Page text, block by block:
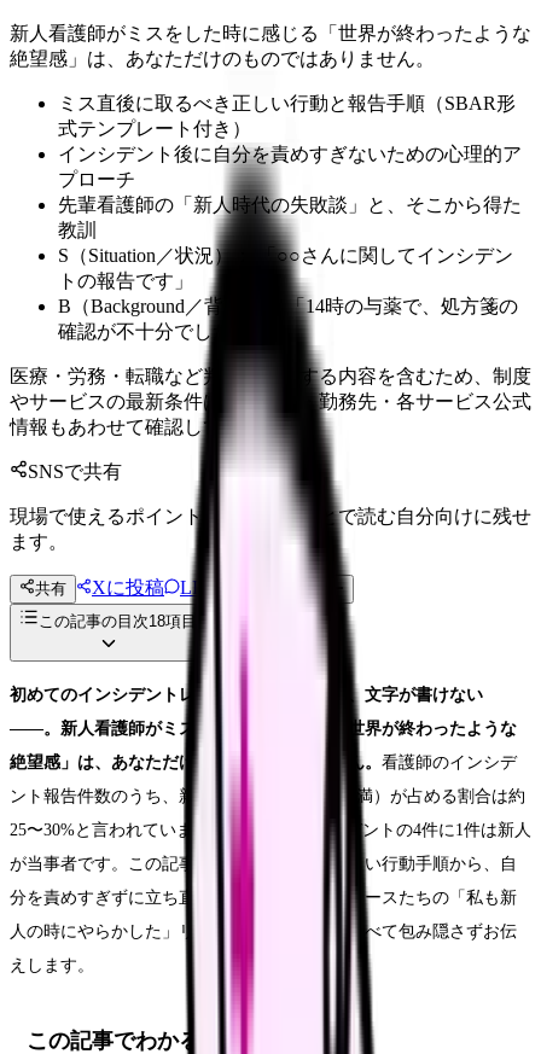
新人看護師がミスをした時に感じる「世界が終わったような
絶望感」は、あなただけのものではありません。
ミス直後に取るべき正しい行動と報告手順（SBAR形
式テンプレート付き）
インシデント後に自分を責めすぎないための心理的ア
プローチ
先輩看護師の「新人時代の失敗談」と、そこから得た
教訓
S（Situation／状況）： 「○○さんに関してインシデン
トの報告です」
B（Background／背景）： 「14時の与薬で、処方箋の
確認が不十分でした」
医療・労務・転職など判断に影響する内容を含むため、制度
やサービスの最新条件は公的機関・勤務先・各サービス公式
情報もあわせて確認してください。
SNSで共有
現場で使えるポイントを、同僚やあとで読む自分向けに残せ
ます。
共有 Xに投稿 LINE
投稿文コピー
この記事の目次18項目
初めてのインシデントレポート。手が震えて、文字が書けない
——。新人看護師がミスをした時に感じる「世界が終わったような
絶望感」は、あなただけのものではありません。 看護師のインシデ
ント報告件数のうち、新人看護師（経験1年未満）が占める割合は約
25〜30%と言われています。つまり、インシデントの4件に1件は新人
が当事者です。この記事では、ミス直後の正しい行動手順から、自
分を責めすぎずに立ち直る方法、そして先輩ナースたちの「私も新
人の時にやらかした」リアルな失敗談まで、すべて包み隠さずお伝
えします。
この記事でわかること